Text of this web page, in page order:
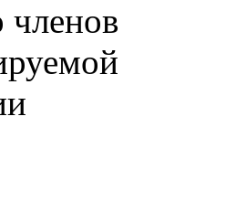
членов